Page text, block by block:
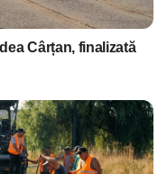
Cârțan, finalizată